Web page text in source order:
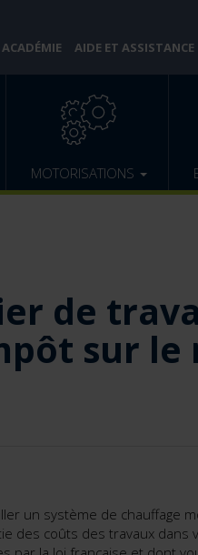
AIDE ET ASSISTANCE
MOTORISATIONS
de
sur le
un système de chauffage
des coûts des travaux dans